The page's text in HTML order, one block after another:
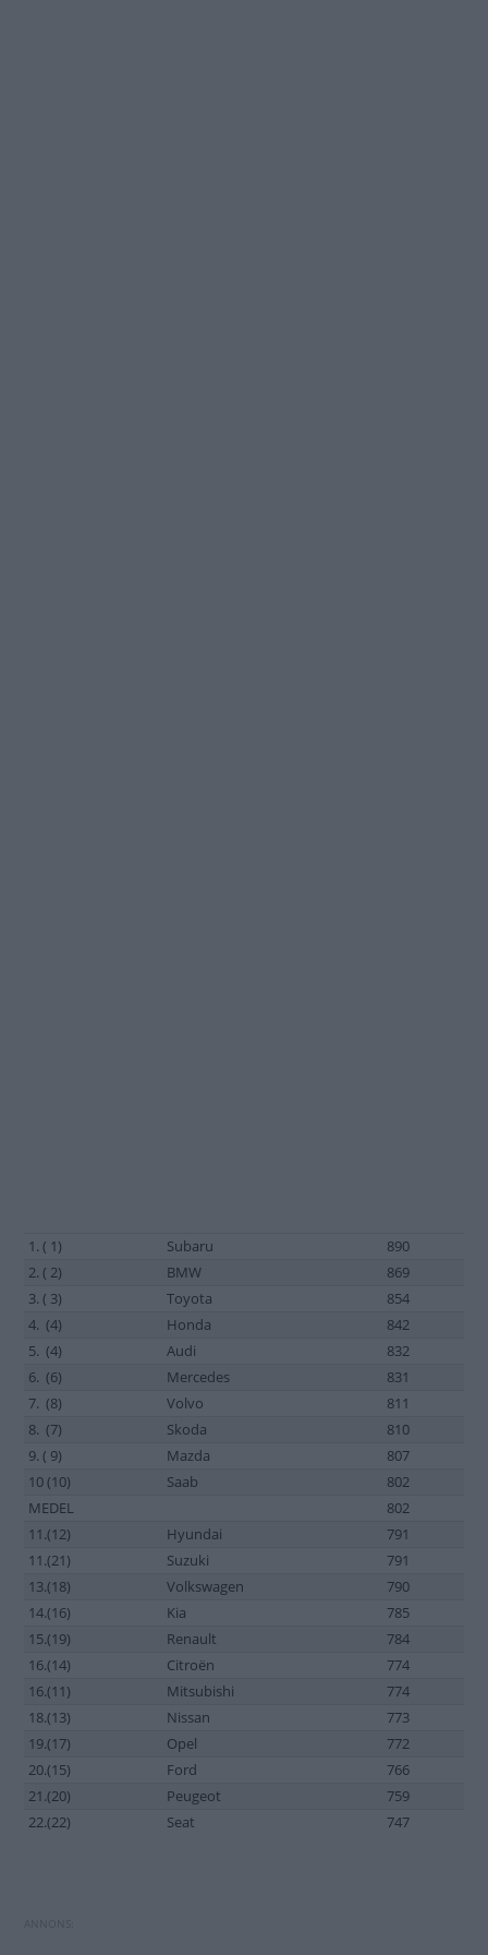
1. ( 1) Subaru
890
2. ( 2)
BMW
869
3. ( 3)
Toyota
854
4. (4)
Honda
842
5. (4)
Audi
832
6. (6)
Mercedes
831
7. (8)
Volvo
811
8. (7)
Skoda
810
9. ( 9)
Mazda
807
10 (10)
Saab
802
MEDEL
802
11.(12)
Hyundai
791
11.(21)
Suzuki
791
13.(18)
Volkswagen
790
14.(16)
Kia
785
15.(19)
Renault
784
16.(14)
Citroën
774
16.(11)
Mitsubishi
774
18.(13)
Nissan
773
19.(17)
Opel
772
20.(15)
Ford
766
21.(20)
Peugeot
759
22.(22)
Seat 747